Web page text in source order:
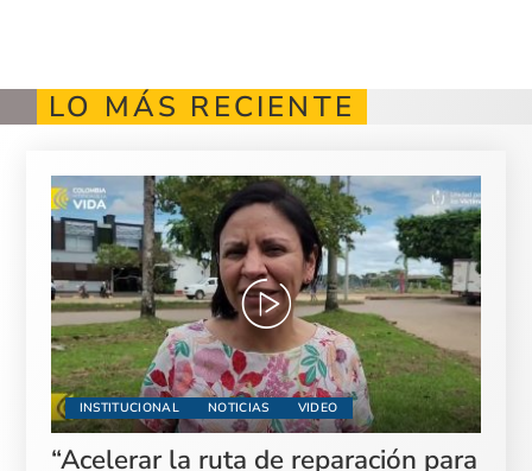
LO MÁS RECIENTE
INSTITUCIONAL NOTICIAS VIDEO
“Acelerar la ruta de reparación para